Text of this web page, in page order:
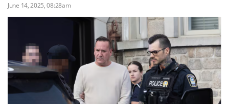
×
June 14, 2025, 08:28am